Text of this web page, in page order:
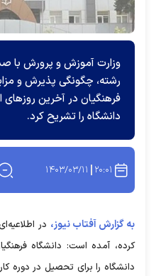
وزارت آموزش و پرورش با
رشته، چگونگی پذیرش و
فرهنگیان در آخرین روز‌های
دانشگاه را تشریح کرد.
۲۰:۰۱ ۱۴۰۳/۰۳/۱۱
به گزارش آفتاب نیوز، در
کرده، آمده است: دانشگاه
دانشگاه را برای تحصیل در دوره